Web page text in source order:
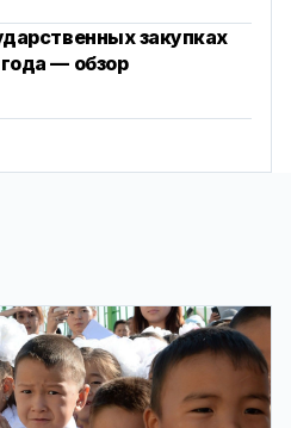
закупках
— обзор